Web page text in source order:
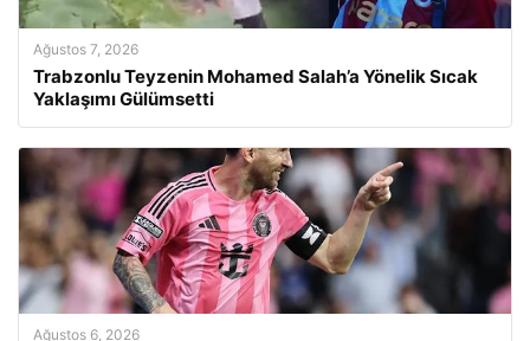
Ağustos 7, 2026
Trabzonlu Teyzenin Mohamed Salah’a Yönelik Sıcak
Yaklaşımı Gülümsetti
Ağustos 6, 2026